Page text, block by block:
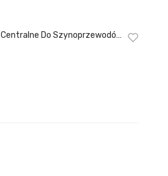
Do Szynoprzewodów